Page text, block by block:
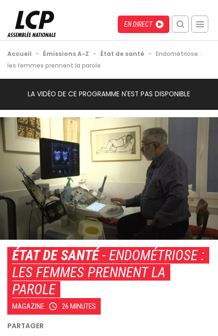
contenu
principal
Menu
recherche
mobile
Direct
EN DIRECT
Fil
d'Ariane
Accueil - Émissions A-Z - État de santé - Endométriose :
les femmes prennent la parole
top
LA VIDÉO DE CE PROGRAMME N'EST PAS DISPONIBLE
Image
ÉTAT DE SANTÉ- ENDOMÉTRIOSE :
LES FEMMES PRENNENT LA
PAROLE
MAGAZINE 26 MINUTES